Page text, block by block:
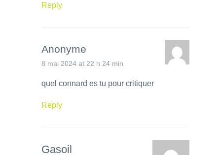
Reply
Anonyme
8 mai 2024 at 22 h 24 min
quel connard es tu pour critiquer
Reply
Gasoil